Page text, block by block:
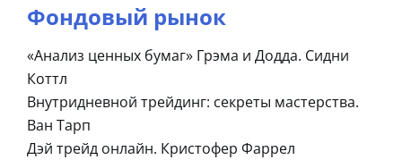
Фондовый рынок
«Анализ ценных бумаг» Грэма и Додда. Сидни
Коттл
Внутридневной трейдинг: секреты мастерства.
Ван Тарп
Дэй трейд онлайн. Кристофер Фаррел